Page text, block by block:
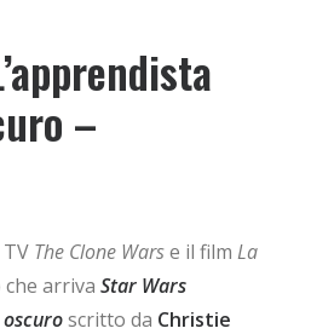
–
The Clone Warse il film La
che arriva Star Wars
oscuroscritto da Christie